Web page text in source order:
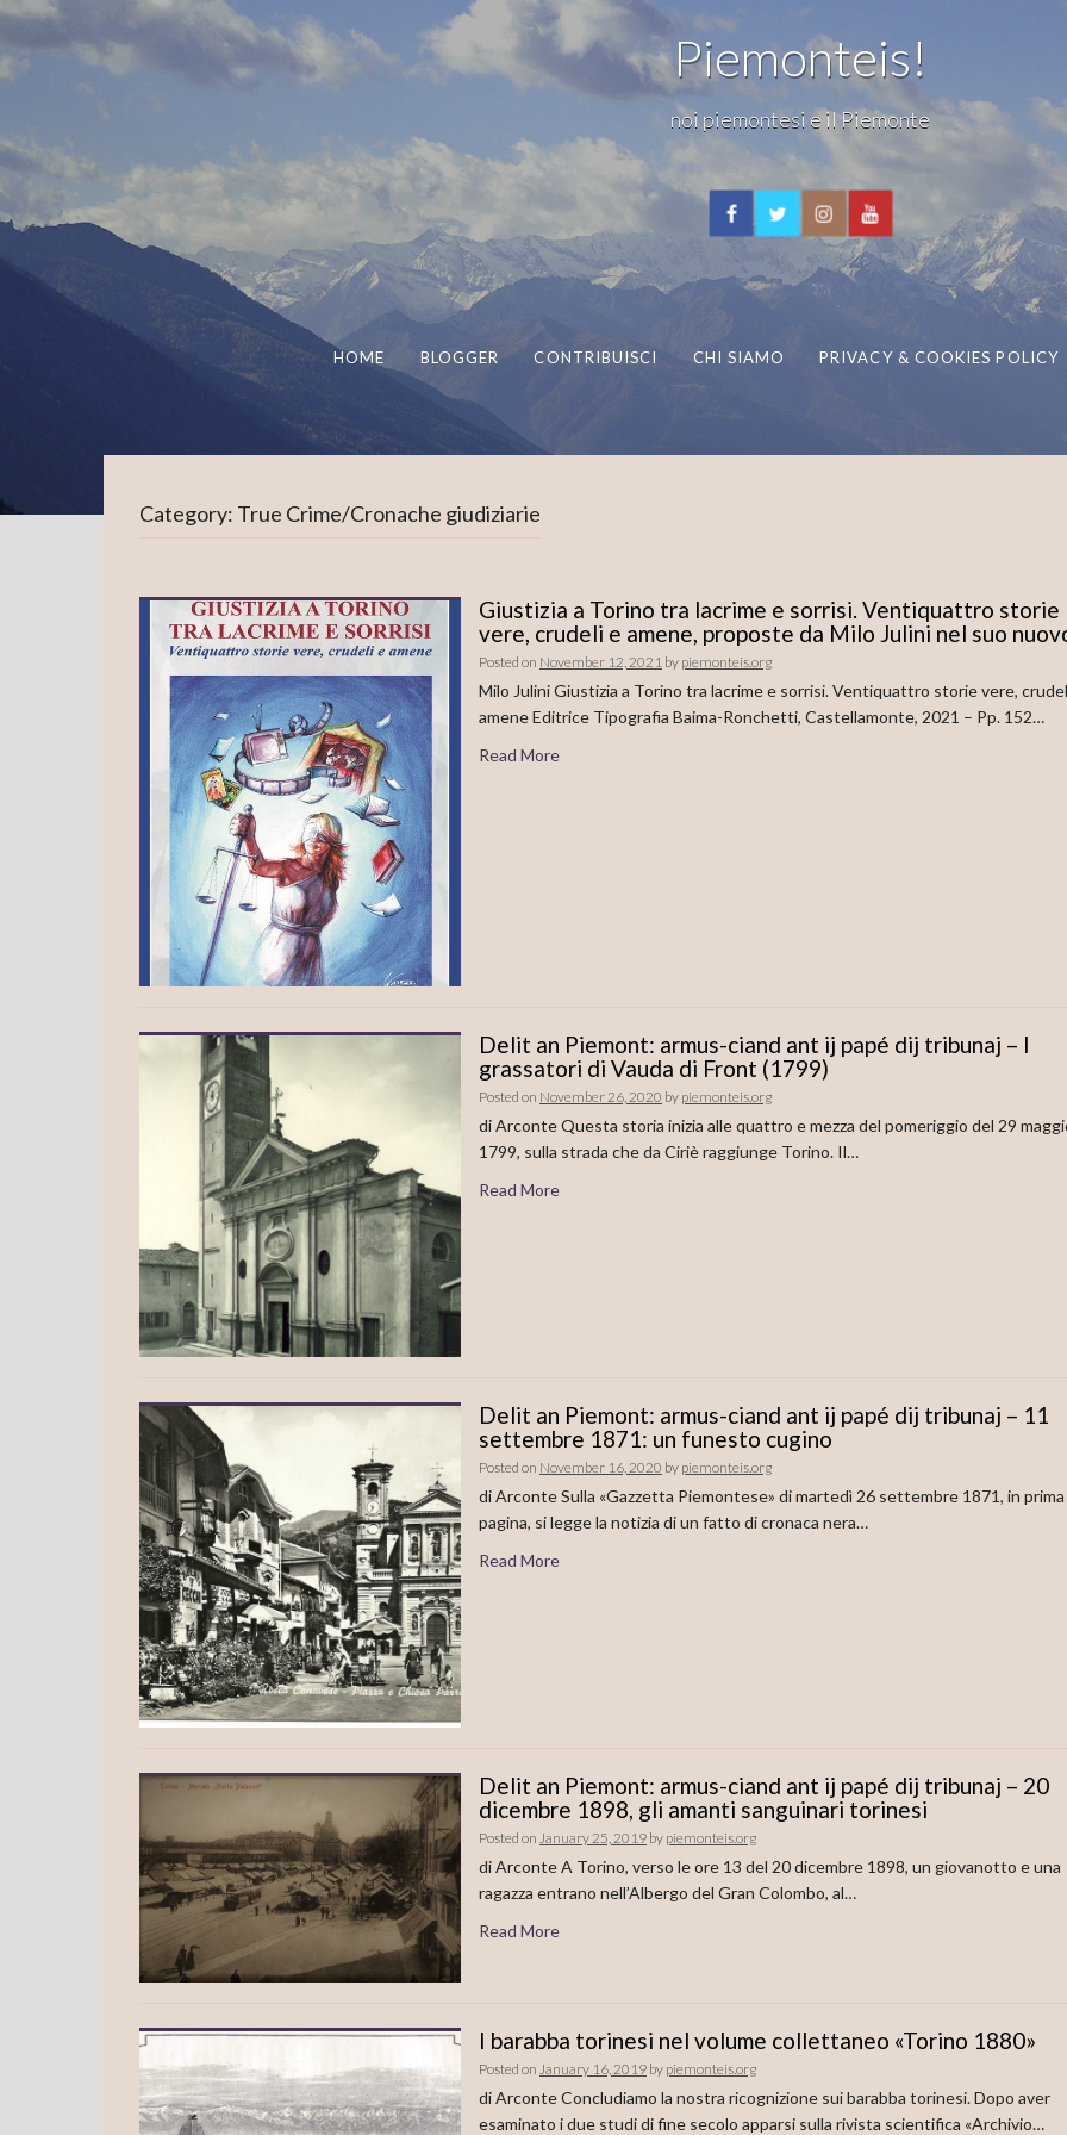
Piemonteis!
noi piemontesi e il Piemonte
HOME BLOGGER CONTRIBUISCI CHI SIAMO PRIVACY & COOKIES POLICY
Category: True Crime/Cronache giudiziarie
Giustizia a Torino tra lacrime e sorrisi. Ventiquattro storie
vere, crudeli e amene, proposte da Milo Julini nel suo
Posted on November 12, 2021 by piemonteis.org
Milo Julini Giustizia a Torino tra lacrime e sorrisi. Ventiquattro storie vere,
amene Editrice Tipografia Baima-Ronchetti, Castellamonte, 2021 – Pp. 152…
Read More
Delit an Piemont: armus-ciand ant ij papé dij tribunaj – I
grassatori di Vauda di Front (1799)
Posted on November 26, 2020 by piemonteis.org
di Arconte Questa storia inizia alle quattro e mezza del pomeriggio del 29
1799, sulla strada che da Ciriè raggiunge Torino. Il…
Read More
Delit an Piemont: armus-ciand ant ij papé dij tribunaj – 11
settembre 1871: un funesto cugino
Posted on November 16, 2020 by piemonteis.org
di Arconte Sulla «Gazzetta Piemontese» di martedì 26 settembre 1871, in prima
pagina, si legge la notizia di un fatto di cronaca nera…
Read More
Delit an Piemont: armus-ciand ant ij papé dij tribunaj – 20
dicembre 1898, gli amanti sanguinari torinesi
Posted on January 25, 2019 by piemonteis.org
di Arconte A Torino, verso le ore 13 del 20 dicembre 1898, un giovanotto e una
ragazza entrano nell’Albergo del Gran Colombo, al…
Read More
I barabba torinesi nel volume collettaneo «Torino 1880»
Posted on January 16, 2019 by piemonteis.org
di Arconte Concludiamo la nostra ricognizione sui barabba torinesi. Dopo aver
esaminato i due studi di fine secolo apparsi sulla rivista scientifica «Archivio…